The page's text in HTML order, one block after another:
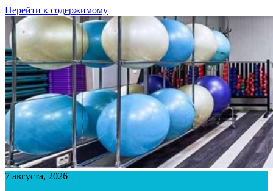
Перейти к содержимому
7 августа, 2026